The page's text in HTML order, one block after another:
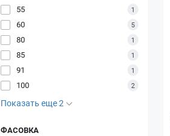
55 1
60 5
80 1
85 1
91 1
100 2
Показать еще 2
ФАСОВКА